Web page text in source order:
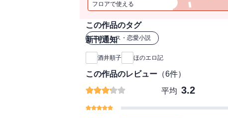
フロアで使える
この作品のタグ
#ロマンス・恋愛小説
新刊通知
酒井順子 ほのエロ記
この作品のレビュー （6件）
平均 3.2